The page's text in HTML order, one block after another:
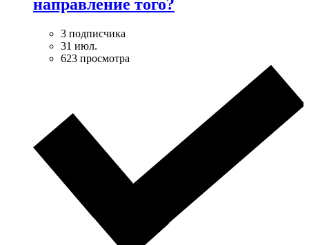
направление того?
3 подписчика
31 июл.
623 просмотра